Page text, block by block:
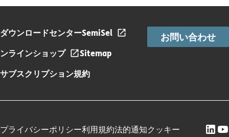
ダウンロードセンターSemiSel
ンラインショップ
Sitemap
サブスクリプション規約
お問い合わせ
プライバシーポリシー利用規約法的通知クッキー